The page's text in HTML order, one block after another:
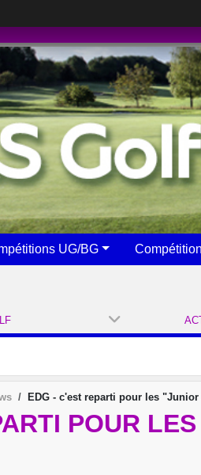
UG/BG
EDG - c'est reparti pour les
POUR